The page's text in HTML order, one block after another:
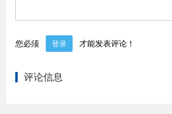
您必须 登录 才能发表评论！
评论信息